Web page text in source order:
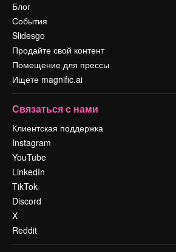
Блог
События
Slidesgo
Продайте свой контент
Помещение для прессы
Ищете magnific.ai
Связаться с нами
Клиентская поддержка
Instagram
YouTube
LinkedIn
TikTok
Discord
X
Reddit